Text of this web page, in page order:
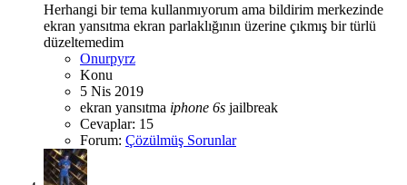
Herhangi bir tema kullanmıyorum ama bildirim merkezinde
ekran yansıtma ekran parlaklığının üzerine çıkmış bir türlü
düzeltemedim
Onurpyrz
Konu
5 Nis 2019
ekran yansıtma iphone 6s jailbreak
Cevaplar: 15
Forum: Çözülmüş Sorunlar